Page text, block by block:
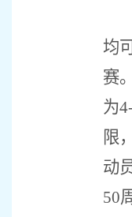
均
赛
为
限
动
50